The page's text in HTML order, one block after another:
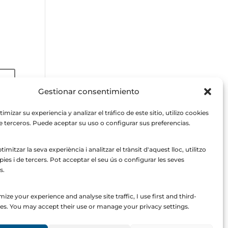
Gestionar consentimiento
su experiencia y analizar el tráfico de este sitio, utilizo cookies
terceros. Puede aceptar su uso o configurar sus preferencias.
la seva experiència i analitzar el trànsit d'aquest lloc, utilitzo
i de tercers. Pot acceptar el seu ús o configurar les seves
your experience and analyse site traffic, I use first and third-
You may accept their use or manage your privacy settings.
Legal Notice Privacy Policy Cookie Policy